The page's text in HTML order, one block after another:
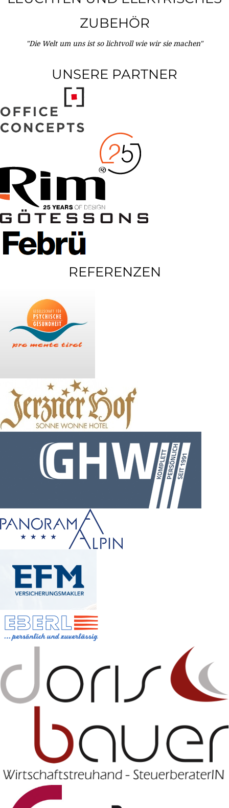
ZUBEHÖR
"Die Welt um uns ist so lichtvoll wie wir sie machen"
UNSERE PARTNER
REFERENZEN